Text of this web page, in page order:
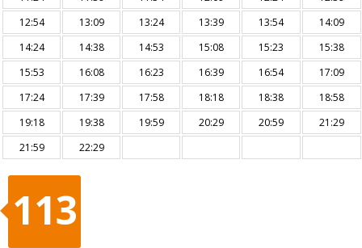
12:54
13:09 13:24 13:39 13:54
14:09
14:24
14:38 14:53 15:08 15:23
15:38
15:53
16:08 16:23 16:39 16:54
17:09
17:24
17:39 17:58 18:18 18:38
18:58
19:18
19:38 19:59 20:29 20:59
21:29
21:59
22:29
113